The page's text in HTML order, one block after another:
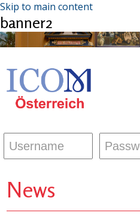
Skip to main content
banner2
News